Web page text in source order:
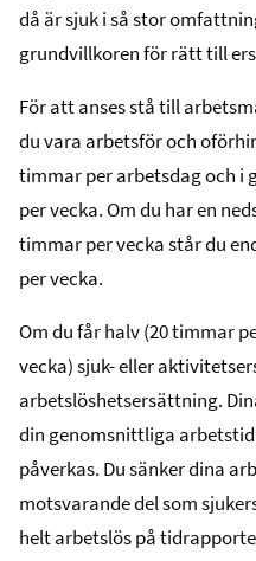
då är sjuk i så stor
grundvillkoren för rätt till
För att anses stå till
du vara arbetsför och
timmar per arbetsdag och i
per vecka. Om du har en
timmar per vecka står du
per vecka.
Om du får halv (20 timmar
vecka) sjuk- eller
arbetslöshetsersättning.
din genomsnittliga
påverkas. Du sänker dina
motsvarande del som
helt arbetslös på